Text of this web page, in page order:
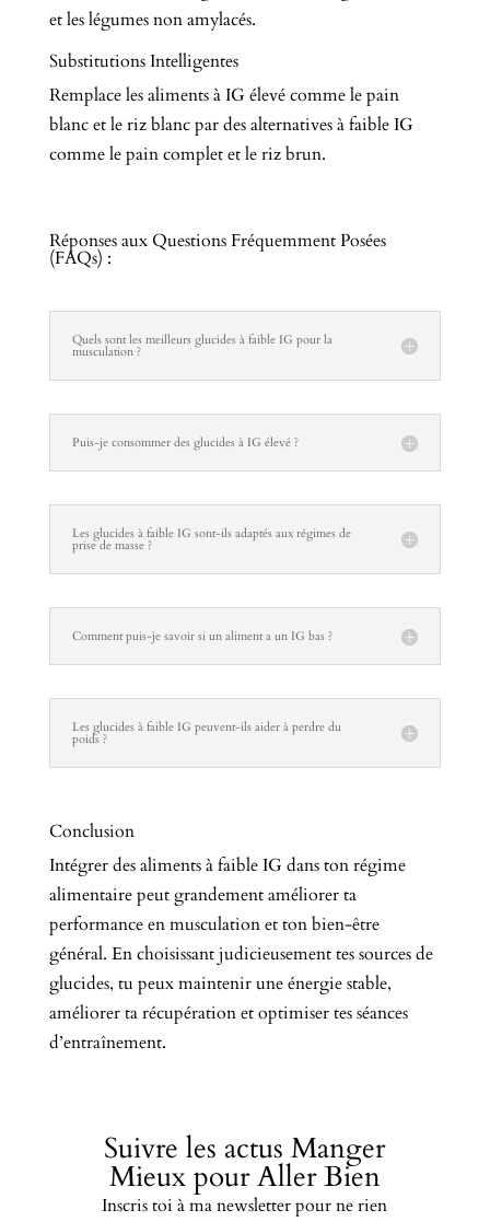
et les légumes non amylacés.
Substitutions Intelligentes
Remplace les aliments à IG élevé comme le pain
blanc et le riz blanc par des alternatives à faible IG
comme le pain complet et le riz brun.
Réponses aux Questions Fréquemment Posées
(FAQs) :
Quels sont les meilleurs glucides à faible IG pour la
musculation ?
Puis-je consommer des glucides à IG élevé ?
Les glucides à faible IG sont-ils adaptés aux régimes de
prise de masse ?
Comment puis-je savoir si un aliment a un IG bas ?
Les glucides à faible IG peuvent-ils aider à perdre du
poids ?
Conclusion
Intégrer des aliments à faible IG dans ton régime
alimentaire peut grandement améliorer ta
performance en musculation et ton bien-être
général. En choisissant judicieusement tes sources de
glucides, tu peux maintenir une énergie stable,
améliorer ta récupération et optimiser tes séances
d’entraînement.
Suivre les actus Manger
Mieux pour Aller Bien
Inscris toi à ma newsletter pour ne rien